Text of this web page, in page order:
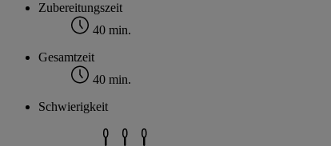
Zubereitungszeit
40 min.
Gesamtzeit
40 min.
Schwierigkeit